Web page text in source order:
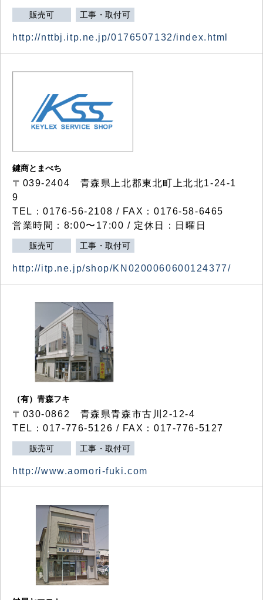
販売可 工事・取付可
http://nttbj.itp.ne.jp/0176507132/index.html
鍵商とまべち
〒039-2404 青森県上北郡東北町上北北1-24-1
9
TEL：0176-56-2108 / FAX：0176-58-6465
営業時間：8:00〜17:00 / 定休日：日曜日
販売可 工事・取付可
http://itp.ne.jp/shop/KN0200060600124377/
（有）青森フキ
〒030-0862 青森県青森市古川2-12-4
TEL：017-776-5126 / FAX：017-776-5127
販売可 工事・取付可
http://www.aomori-fuki.com